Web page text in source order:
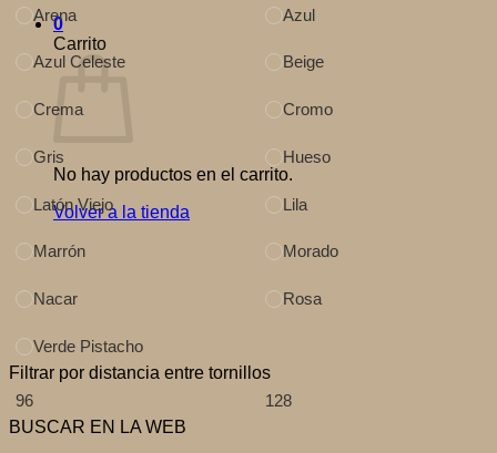
0
Carrito
No hay productos en el carrito.
Volver a la tienda
Arena Azul
Azul Celeste Beige
Crema Cromo
Gris Hueso
Latón Viejo Lila
Marrón Morado
Nacar Rosa
Verde Pistacho
Filtrar por distancia entre tornillos
96
128
BUSCAR EN LA WEB